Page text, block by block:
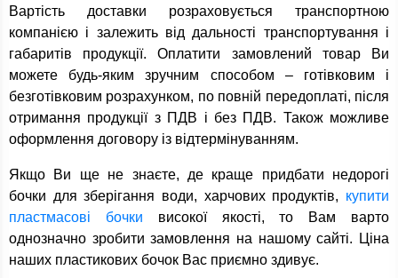
Вартість доставки розраховується транспортною
компанією і залежить від дальності транспортування і
габаритів продукції. Оплатити замовлений товар Ви
можете будь-яким зручним способом – готівковим і
безготівковим розрахунком, по повній передоплаті, після
отримання продукції з ПДВ і без ПДВ. Також можливе
оформлення договору із відтермінуванням.
Якщо Ви ще не знаєте, де краще придбати недорогі
бочки для зберігання води, харчових продуктів, купити
пластмасові бочки високої якості, то Вам варто
однозначно зробити замовлення на нашому сайті. Ціна
наших пластикових бочок Вас приємно здивує.